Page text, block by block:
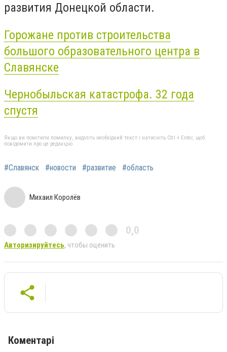
развития Донецкой области.
Горожане против строительства
большого образовательного центра в
Славянске
Чернобыльская катастрофа. 32 года
спустя
Якщо ви помітили помилку, виділіть необхідний текст і натисніть Ctrl + Enter, щоб
повідомити про це редакцію
#Славянск #новости #развитие #область
Михаил Королёв
0,0
Авторизируйтесь, чтобы оценить
Коментарі